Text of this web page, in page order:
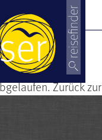
Zurück zur